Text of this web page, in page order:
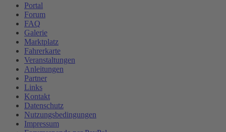
Portal
Forum
FAQ
Galerie
Marktplatz
Fahrerkarte
Veranstaltungen
Anleitungen
Partner
Links
Kontakt
Datenschutz
Nutzungsbedingungen
Impressum